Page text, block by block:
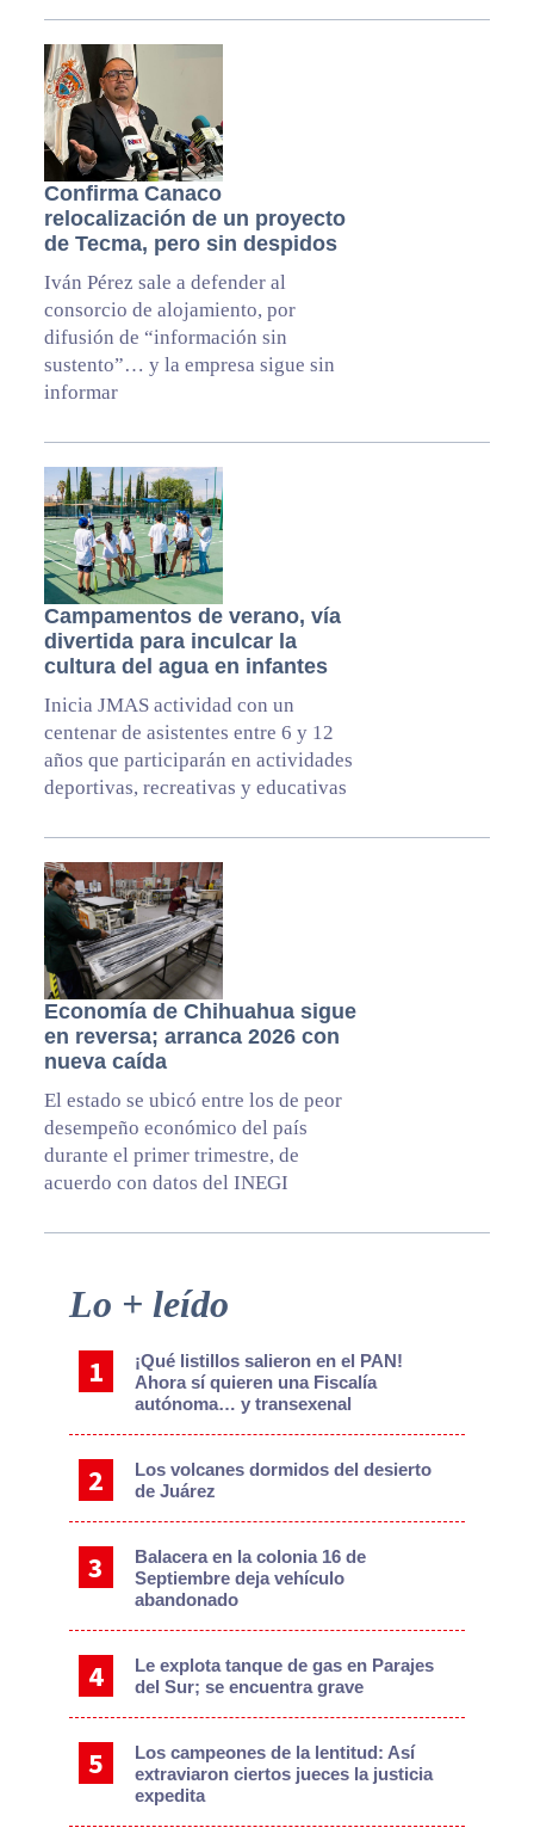
Confirma Canaco
relocalización de un proyecto
de Tecma, pero sin despidos
Iván Pérez sale a defender al
consorcio de alojamiento, por
difusión de “información sin
sustento”… y la empresa sigue sin
informar
Campamentos de verano, vía
divertida para inculcar la
cultura del agua en infantes
Inicia JMAS actividad con un
centenar de asistentes entre 6 y 12
años que participarán en actividades
deportivas, recreativas y educativas
Economía de Chihuahua sigue
en reversa; arranca 2026 con
nueva caída
El estado se ubicó entre los de peor
desempeño económico del país
durante el primer trimestre, de
acuerdo con datos del INEGI
Primary
Lo + leído
¡Qué listillos salieron en el PAN!
Ahora sí quieren una Fiscalía
autónoma… y transexenal
Los volcanes dormidos del desierto
de Juárez
Balacera en la colonia 16 de
Septiembre deja vehículo
abandonado
Le explota tanque de gas en Parajes
del Sur; se encuentra grave
Los campeones de la lentitud: Así
extraviaron ciertos jueces la justicia
expedita